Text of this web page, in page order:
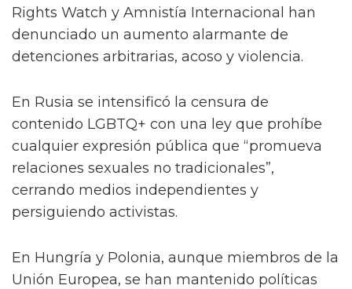
Rights Watch y Amnistía Internacional han
denunciado un aumento alarmante de
detenciones arbitrarias, acoso y violencia.
En Rusia se intensificó la censura de
contenido LGBTQ+ con una ley que prohíbe
cualquier expresión pública que “promueva
relaciones sexuales no tradicionales”,
cerrando medios independientes y
persiguiendo activistas.
En Hungría y Polonia, aunque miembros de la
Unión Europea, se han mantenido políticas